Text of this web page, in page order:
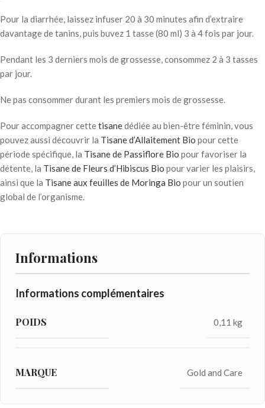
Pour la diarrhée, laissez infuser 20 à 30 minutes afin d’extraire
davantage de tanins, puis buvez 1 tasse (80 ml) 3 à 4 fois par jour.
Pendant les 3 derniers mois de grossesse, consommez 2 à 3 tasses
par jour.
Ne pas consommer durant les premiers mois de grossesse.
Pour accompagner cettetisanedédiée au bien-être féminin, vous
pouvez aussi découvrir la Tisane d’Allaitement Bio pour cette
période spécifique, la Tisane de Passiflore Bio pour favoriser la
détente, la Tisane de Fleurs d’Hibiscus Bio pour varier les plaisirs,
ainsi que la Tisane aux feuilles de Moringa Bio pour un soutien
global de l’organisme.
Informations
Informations complémentaires
POIDS 0,11 kg
MARQUE Gold and Care